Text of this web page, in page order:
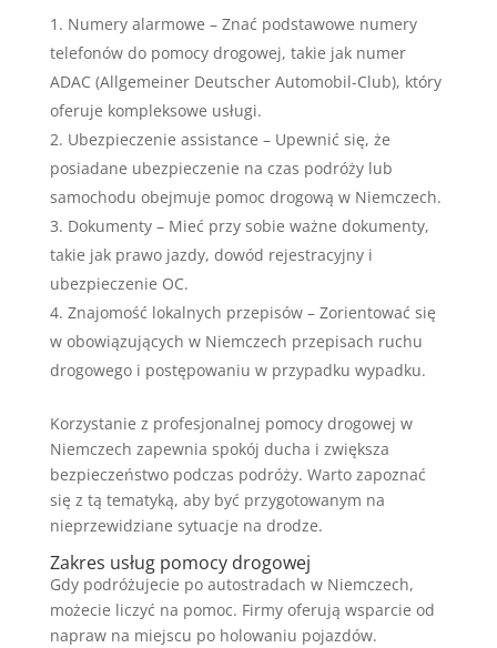
Numery alarmowe – Znać podstawowe numery
telefonów do pomocy drogowej, takie jak numer
ADAC (Allgemeiner Deutscher Automobil-Club), który
oferuje kompleksowe usługi.
Ubezpieczenie assistance – Upewnić się, że
posiadane ubezpieczenie na czas podróży lub
samochodu obejmuje pomoc drogową w Niemczech.
Dokumenty – Mieć przy sobie ważne dokumenty,
takie jak prawo jazdy, dowód rejestracyjny i
ubezpieczenie OC.
Znajomość lokalnych przepisów – Zorientować się
w obowiązujących w Niemczech przepisach ruchu
drogowego i postępowaniu w przypadku wypadku.
Korzystanie z profesjonalnej pomocy drogowej w
Niemczech zapewnia spokój ducha i zwiększa
bezpieczeństwo podczas podróży. Warto zapoznać
się z tą tematyką, aby być przygotowanym na
nieprzewidziane sytuacje na drodze.
Zakres usług pomocy drogowej
Gdy podróżujecie po autostradach w Niemczech,
możecie liczyć na pomoc. Firmy oferują wsparcie od
napraw na miejscu po holowaniu pojazdów.